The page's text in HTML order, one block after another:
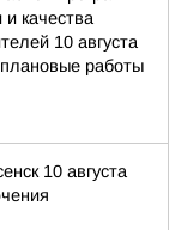
качества
10 августа
работы
10 августа